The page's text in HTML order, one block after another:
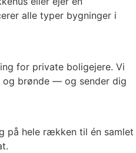
alle typer bygninger i
for private boligejere. Vi
og brønde — og sender dig
på hele rækken til én samlet